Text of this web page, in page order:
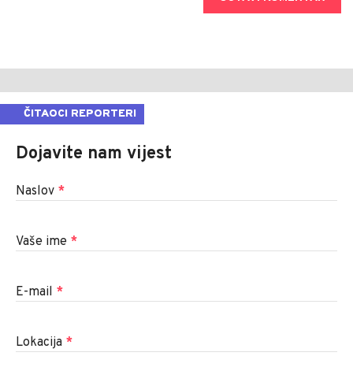
ČITAOCI REPORTERI
Dojavite nam vijest
Naslov *
Vaše ime *
E-mail *
Lokacija *